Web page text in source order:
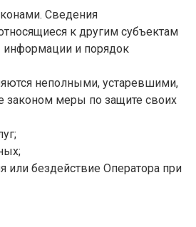
Сведения
к другим субъектам
информации и порядок
неполными, устаревшими,
законом меры по защите своих
бездействие Оператора при